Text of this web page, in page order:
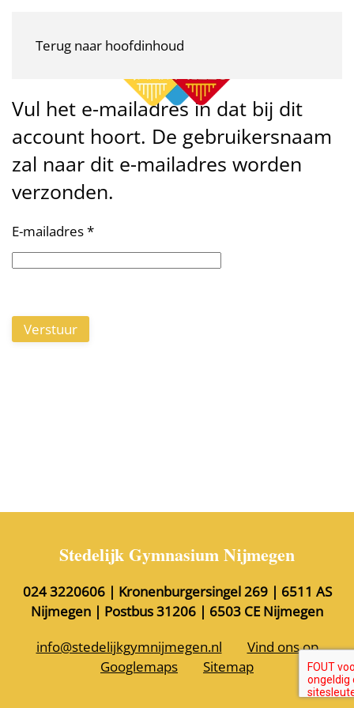
Terug naar hoofdinhoud
Vul het e-mailadres in dat bij dit
account hoort. De gebruikersnaam
zal naar dit e-mailadres worden
verzonden.
E-mailadres*
Verstuur
Stedelijk Gymnasium Nijmegen
024 3220606 | Kronenburgersingel 269 | 6511 AS
Nijmegen | Postbus 31206 | 6503 CE Nijmegen
info@stedelijkgymnijmegen.nl
Vind ons op
Googlemaps
Sitemap